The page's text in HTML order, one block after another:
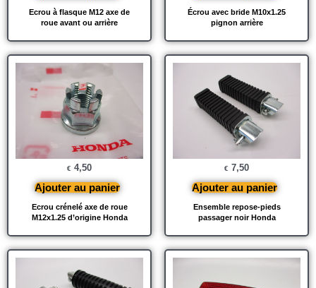
Ecrou à flasque M12 axe de
roue avant ou arrière
Écrou avec bride M10x1.25
pignon arrière
Ecrou crénelé axe de roue
M12x1.25 d’origine Honda
€ 4,50
Ajouter au panier
Ensemble repose-pieds
passager noir Honda
€ 7,50
Ajouter au panier